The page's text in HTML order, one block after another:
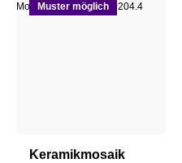
Muster möglich
Keramikmosaik